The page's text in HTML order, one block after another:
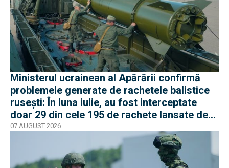
Ministerul ucrainean al Apărării confirmă
problemele generate de rachetele balistice
rusești: În luna iulie, au fost interceptate
doar 29 din cele 195 de rachete lansate de
armata rusă
07 AUGUST 2026